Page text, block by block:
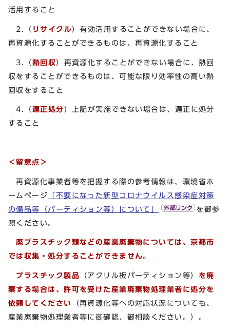
活用すること
2.（ リサイクル）有効活用することができない場合に、
再資源化することができるものは、再資源化すること
3.（熱回収）再資源化することができない場合に、熱回
収をすることができるものは、可能な限り効率性の高い熱
回収をすること
4.（ 適正処分 ）上記が実施できない場合は、適正に処分
すること
＜留意点＞
再資源化事業者等を把握する際の参考情報は、環境省ホ
ームページ 「不要になった新型コロナウイルス感染症対策
の備品等（パーティション等）について」
を御参
照ください。
廃プラスチック類などの産業廃棄物については、京都市
では収集・処分することができません。
プラスチック製品 （アクリル板パーティション等） を廃
棄する場合は、許可を受けた産業廃棄物処理業者に処分を
依頼 してください
（再資源化等への対応状況についても、
産業廃棄物処理業者等に御確認、御相談ください。）。